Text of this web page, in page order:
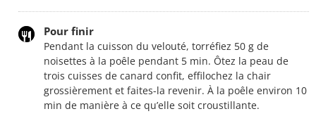
Pour finir
Pendant la cuisson du velouté, torréfiez 50 g de
noisettes à la poêle pendant 5 min. Ôtez la peau de
trois cuisses de canard confit, effilochez la chair
grossièrement et faites-la revenir. À la poêle environ 10
min de manière à ce qu’elle soit croustillante.